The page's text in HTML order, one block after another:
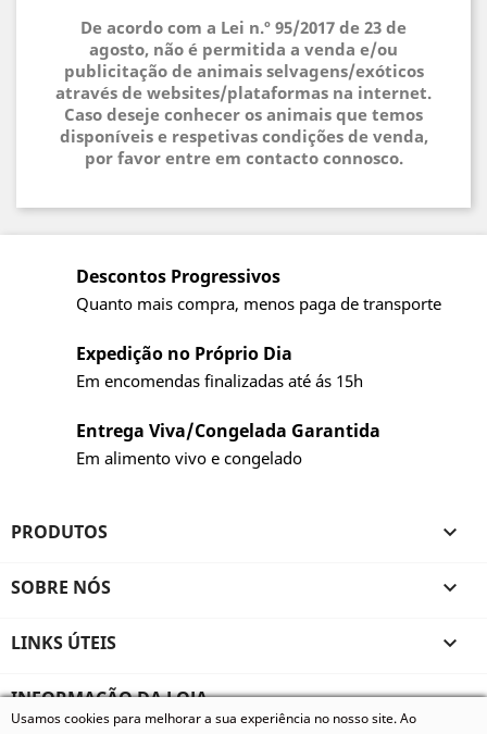
De acordo com a Lei n.º 95/2017 de 23 de
agosto, não é permitida a venda e/ou
publicitação de animais selvagens/exóticos
através de websites/plataformas na internet.
Caso deseje conhecer os animais que temos
disponíveis e respetivas condições de venda,
por favor entre em contacto connosco.
Descontos Progressivos
Quanto mais compra, menos paga de transporte
Expedição no Próprio Dia
Em encomendas finalizadas até ás 15h
Entrega Viva/Congelada Garantida
Em alimento vivo e congelado
PRODUTOS 
SOBRE NÓS 
LINKS ÚTEIS 
INFORMAÇÃO DA LOJA
Usamos cookies para melhorar a sua experiência no nosso site. Ao